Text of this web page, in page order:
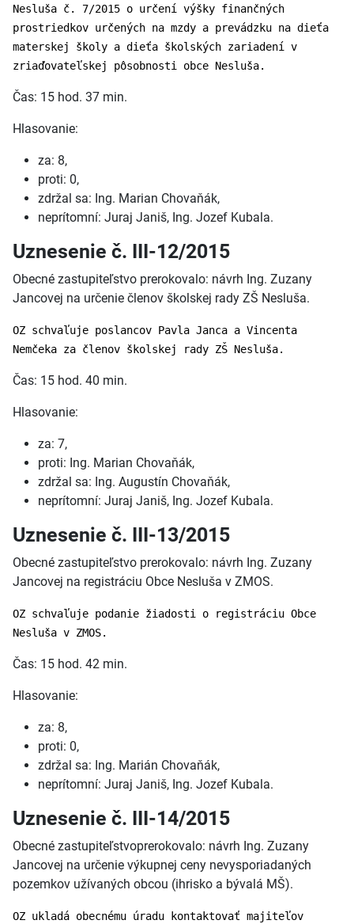
Nesluša č. 7/2015 o určení výšky finančných
prostriedkov určených na mzdy a prevádzku na dieťa
materskej školy a dieťa školských zariadení v
zriaďovateľskej pôsobnosti obce Nesluša.
Čas: 15 hod. 37 min.
Hlasovanie:
za: 8,
proti: 0,
zdržal sa: Ing. Marian Chovaňák,
neprítomní: Juraj Janiš, Ing. Jozef Kubala.
Uznesenie č. III-12/2015
Obecné zastupiteľstvo prerokovalo: návrh Ing. Zuzany
Jancovej na určenie členov školskej rady ZŠ Nesluša.
OZ schvaľuje poslancov Pavla Janca a Vincenta
Nemčeka za členov školskej rady ZŠ Nesluša.
Čas: 15 hod. 40 min.
Hlasovanie:
za: 7,
proti: Ing. Marian Chovaňák,
zdržal sa: Ing. Augustín Chovaňák,
neprítomní: Juraj Janiš, Ing. Jozef Kubala.
Uznesenie č. III-13/2015
Obecné zastupiteľstvo prerokovalo: návrh Ing. Zuzany
Jancovej na registráciu Obce Nesluša v ZMOS.
OZ schvaľuje podanie žiadosti o registráciu Obce
Nesluša v ZMOS.
Čas: 15 hod. 42 min.
Hlasovanie:
za: 8,
proti: 0,
zdržal sa: Ing. Marián Chovaňák,
neprítomní: Juraj Janiš, Ing. Jozef Kubala.
Uznesenie č. III-14/2015
Obecné zastupiteľstvoprerokovalo: návrh Ing. Zuzany
Jancovej na určenie výkupnej ceny nevysporiadaných
pozemkov užívaných obcou (ihrisko a bývalá MŠ).
OZ ukladá obecnému úradu kontaktovať majiteľov